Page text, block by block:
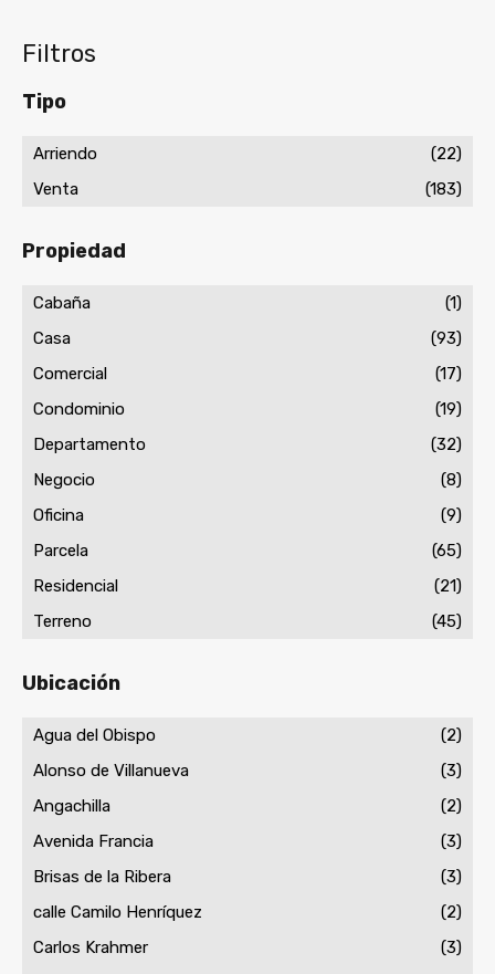
Filtros
Tipo
Arriendo
(22)
Venta
(183)
Propiedad
Cabaña
(1)
Casa
(93)
Comercial
(17)
Condominio
(19)
Departamento
(32)
Negocio
(8)
Oficina
(9)
Parcela
(65)
Residencial
(21)
Terreno
(45)
Ubicación
Agua del Obispo
(2)
Alonso de Villanueva
(3)
Angachilla
(2)
Avenida Francia
(3)
Brisas de la Ribera
(3)
calle Camilo Henríquez
(2)
Carlos Krahmer
(3)